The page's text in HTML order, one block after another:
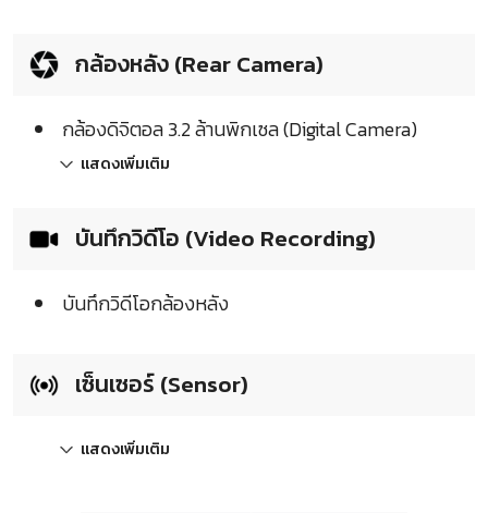
กล้องหลัง (Rear Camera)
กล้องดิจิตอล 3.2 ล้านพิกเซล (Digital Camera)
แสดงเพิ่มเติม
บันทึกวิดีโอ (Video Recording)
บันทึกวิดีโอกล้องหลัง
เซ็นเซอร์ (Sensor)
แสดงเพิ่มเติม